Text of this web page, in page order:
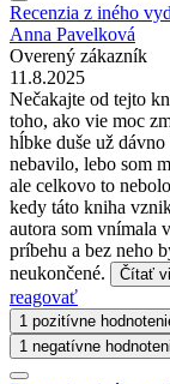
Recenzia z iného
Anna Pavelková
Overený zákazník
11.8.2025
Nečakajte od tejto
toho, ako vie moc
hĺbke duše už
nebavilo, lebo som
ale celkovo to
kedy táto kniha
autora som vnímala
príbehu a bez neho
neukončené.
Čítať
reagovať
1 pozitívne
1 negatívne